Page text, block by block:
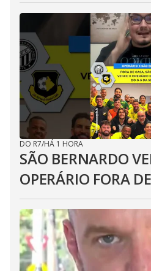
DO R7/HÁ 1 HORA
SÃO BERNARDO
OPERÁRIO FORA